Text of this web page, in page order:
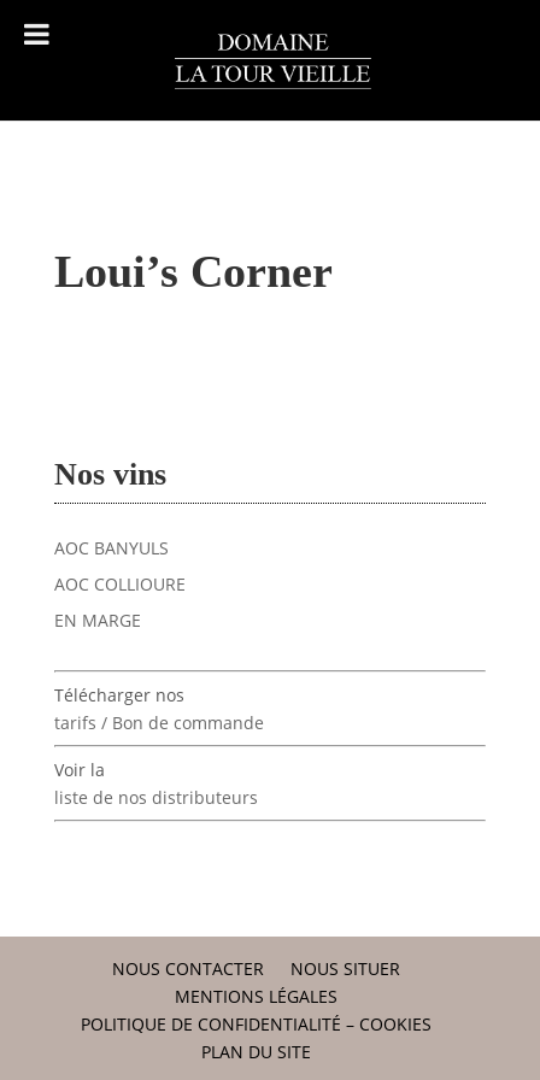
Loui’s Corner
Nos vins
AOC BANYULS
AOC COLLIOURE
EN MARGE
Télécharger nos
tarifs / Bon de commande
Voir la
liste de nos distributeurs
NOUS CONTACTER
NOUS SITUER
MENTIONS LÉGALES
POLITIQUE DE CONFIDENTIALITÉ – COOKIES
PLAN DU SITE